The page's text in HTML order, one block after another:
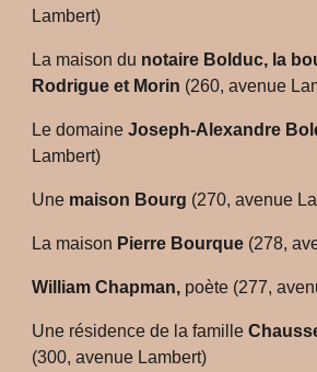
Lambert)
La maison du notaire Bolduc, la
Rodrigue et Morin (260, avenue
Le domaineJoseph-Alexandre
Lambert)
Une maison Bourg (270, avenue
La maison Pierre Bourque (278,
William Chapman, poète (277,
Une résidence de la famille
(300, avenue Lambert)